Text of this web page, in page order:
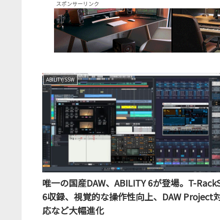
スポンサーリンク
ABILITY/SSW
唯一の国産DAW、ABILITY 6が登場。T-
6収録、視覚的な操作性向上、DAW Project
応など大幅進化